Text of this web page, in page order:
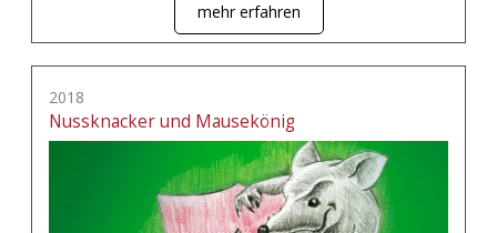
mehr erfahren
2018
Nussknacker und Mausekönig